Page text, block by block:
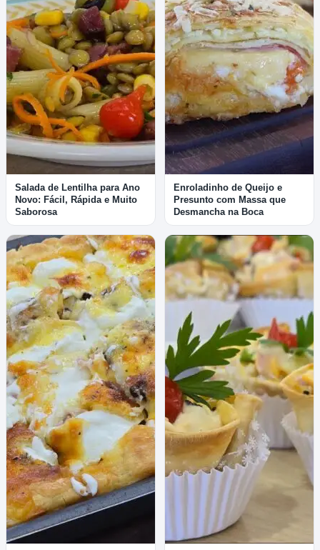
Salada de Lentilha para Ano
Novo: Fácil, Rápida e Muito
Saborosa
Enroladinho de Queijo e
Presunto com Massa que
Desmancha na Boca